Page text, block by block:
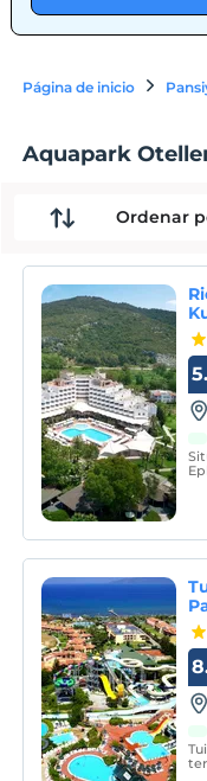
Página de inicio
Aquapark
Ordenar
su